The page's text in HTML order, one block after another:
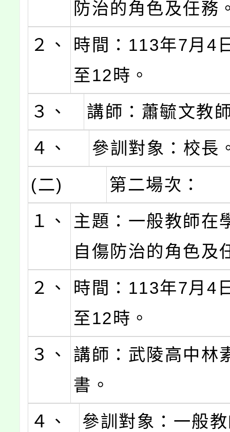
防治的角色及任務
２、
時間：113年7月4
至12時。
３、
講師：蕭毓文教
４、
參訓對象：校長
(二)
第二場次：
１、
主題：一般教師在
自傷防治的角色及
２、
時間：113年7月4
至12時。
３、
講師：武陵高中林
書。
４、
參訓對象：一般